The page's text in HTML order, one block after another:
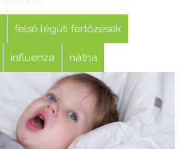
felső légúti fertőzések
influenza nátha